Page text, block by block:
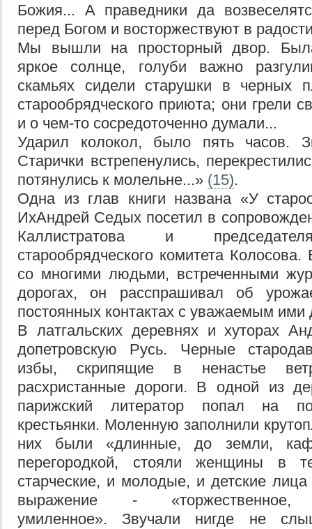
Божия... А праведники да
перед Богом и восторжествуют в
Мы вышли на просторный двор.
яркое солнце, голуби важно
скамьях сидели старушки в черных
старообрядческого приюта; они грели
и о чем-то сосредоточенно думали...
Ударил колокол, было пять часов.
Старички встрепенулись,
потянулись к молельне...» (15).
Одна из глав книги названа «У
ИхАндрей Седых посетил в
Каллистратова и
старообрядческого комитета
со многими людьми, встреченными
дорогах, он расспрашивал об
постоянных контактах с уважаемым ими
В латгальских деревнях и хуторах
допетровскую Русь. Черные
избы, скрипящие в ненастье
расхристанные дороги. В одной из
парижский литератор попал на
крестьянки. Моленную заполнили
них были «длинные, до земли,
перегородкой, стояли женщины в
старческие, и молодые, и детские
выражение - «торжественное,
умиленное». Звучали нигде не